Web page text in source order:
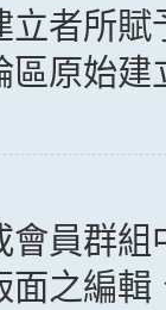
者所
原始建
會員群
之編